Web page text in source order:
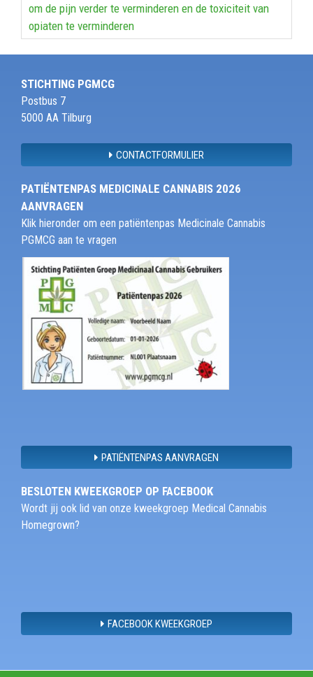
om de pijn verder te verminderen en de toxiciteit van
opiaten te verminderen
STICHTING PGMCG
Postbus 7
5000 AA Tilburg
CONTACTFORMULIER
PATIËNTENPAS MEDICINALE CANNABIS 2026
AANVRAGEN
Klik hieronder om een patiëntenpas Medicinale Cannabis
PGMCG aan te vragen
PATIËNTENPAS AANVRAGEN
BESLOTEN KWEEKGROEP OP FACEBOOK
Wordt jij ook lid van onze kweekgroep Medical Cannabis
Homegrown?
FACEBOOK KWEEKGROEP